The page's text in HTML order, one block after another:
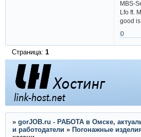
Lfo ft.
good
0
Страница: 1
» gorJOB.ru - РАБОТА в Омске,
и работодатели » Погонажные